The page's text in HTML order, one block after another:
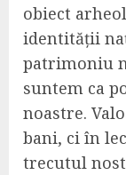
obiect
identității
patrimoniu
suntem ca
noastre.
bani, ci în
trecutul